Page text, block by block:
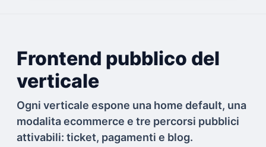
Frontend pubblico del
verticale
Ogni verticale espone una home default, una
modalita ecommerce e tre percorsi pubblici
attivabili: ticket, pagamenti e blog.